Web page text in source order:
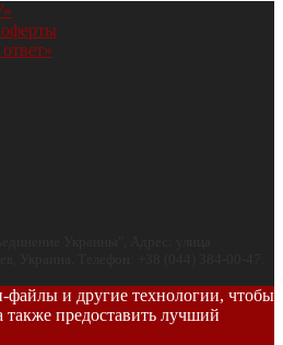
файлы и другие технологии, чтобы
предоставить лучший